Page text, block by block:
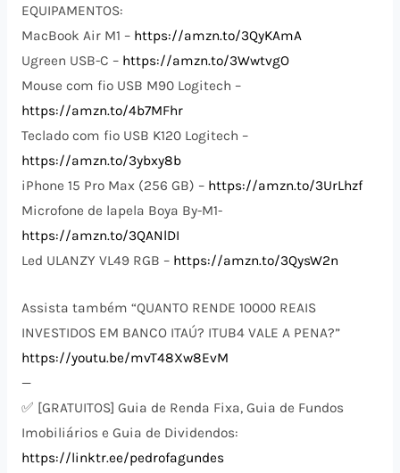
EQUIPAMENTOS:
MacBook Air M1 – https://amzn.to/3QyKAmA
Ugreen USB-C – https://amzn.to/3WwtvgO
Mouse com fio USB M90 Logitech –
https://amzn.to/4b7MFhr
Teclado com fio USB K120 Logitech –
https://amzn.to/3ybxy8b
iPhone 15 Pro Max (256 GB) – https://amzn.to/3UrLhzf
Microfone de lapela Boya By-M1-
https://amzn.to/3QANlDI
Led ULANZY VL49 RGB – https://amzn.to/3QysW2n
Assista também “QUANTO RENDE 10000 REAIS
INVESTIDOS EM BANCO ITAÚ? ITUB4 VALE A PENA?”
https://youtu.be/mvT48Xw8EvM
—
✅ [GRATUITOS] Guia de Renda Fixa, Guia de Fundos
Imobiliários e Guia de Dividendos:
https://linktr.ee/pedrofagundes